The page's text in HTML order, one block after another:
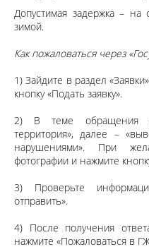
Допустимая задержка –
зимой.
Как пожаловаться через
1) Зайдите в раздел
кнопку «Подать заявку».
2) В теме обращения
территория», далее –
нарушениями». При
фотографии и нажмите
3) Проверьте
отправить».
4) После получения
нажмите «Пожаловаться в